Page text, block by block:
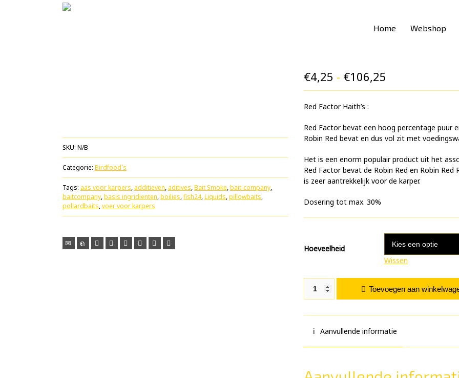
Home Webshop
SKU: N/B
Categorie: Birdfood`s
Tags: aas voor karpers, additieven, aditives,Bait Smoke,bait-company,
baitcompany,basis ingridienten,boilies,fish24,Liquids,pillowbaits,
pollardbaits,voer voor karpers
€4,25 - €106,25
€4,25
€106,25
Red Factor Haith’s :
Red Factor bevat een hoog percentage puur
Robin Red bevat en dus vol zit met
Het is een enorm populair product uit het
Red Factor bevat de Robin Red en Robin
is zeer aantrekkelijk voor de karper.
Dosering tot max. 30%
Hoeveelheid
Wissen
Red Factor aantal Toevoegen aan
Aanvullende informatie